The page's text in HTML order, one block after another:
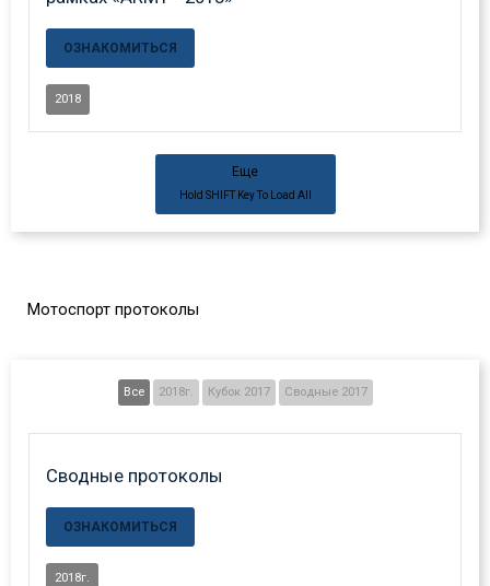
ОЗНАКОМИТЬСЯ
2018
Еще
Hold SHIFTKey To Load All
Мотоспорт протоколы
Все 2018г. Кубок 2017 Сводные 2017
Сводные протоколы
ОЗНАКОМИТЬСЯ
2018г.